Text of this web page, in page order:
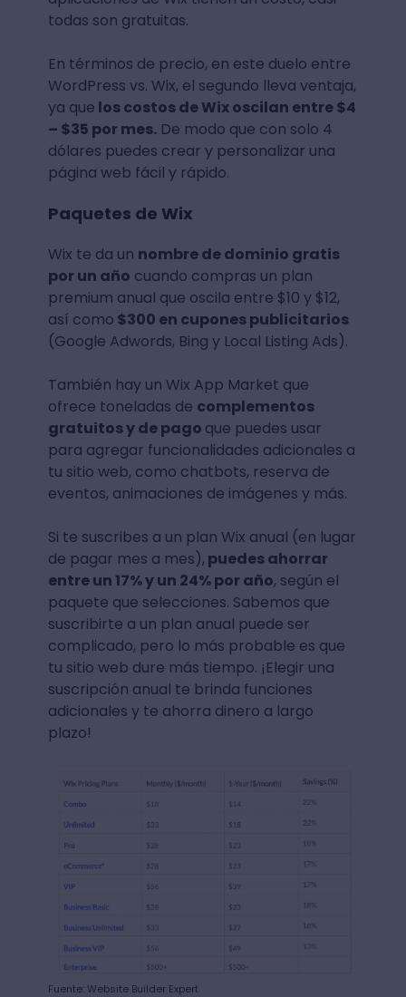
todas son gratuitas.
En términos de precio, en este duelo entre
WordPress vs. Wix, el segundo lleva ventaja,
ya que los costos de Wix oscilan entre $4
– $35 por mes.De modo que con solo 4
dólares puedes crear y personalizar una
página web fácil y rápido.
Paquetes de Wix
Wix te da un nombre de dominio gratis
por un año cuando compras un plan
premium anual que oscila entre $10 y $12,
así como $300 en cupones publicitarios
(Google Adwords, Bing y Local Listing Ads).
También hay un Wix App Market que
ofrece toneladas de complementos
gratuitos y de pago que puedes usar
para agregar funcionalidades adicionales a
tu sitio web, como chatbots, reserva de
eventos, animaciones de imágenes y más.
Si te suscribes a un plan Wix anual (en lugar
de pagar mes a mes), puedes ahorrar
entre un 17% y un 24% por año, según el
paquete que selecciones. Sabemos que
suscribirte a un plan anual puede ser
complicado, pero lo más probable es que
tu sitio web dure más tiempo. ¡Elegir una
suscripción anual te brinda funciones
adicionales y te ahorra dinero a largo
plazo!
Fuente: Website Builder Expert